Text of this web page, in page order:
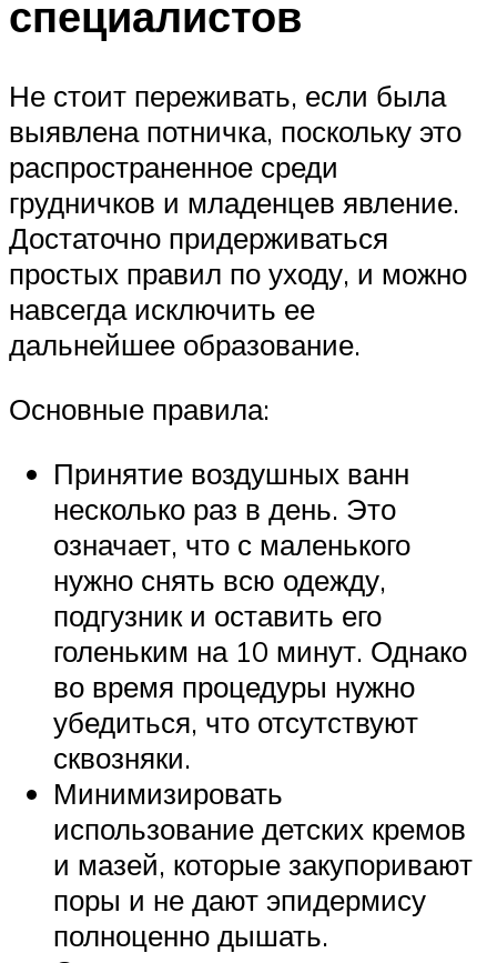
специалистов
Не стоит переживать, если была
выявлена потничка, поскольку это
распространенное среди
грудничков и младенцев явление.
Достаточно придерживаться
простых правил по уходу, и можно
навсегда исключить ее
дальнейшее образование.
Основные правила:
Принятие воздушных ванн
несколько раз в день. Это
означает, что с маленького
нужно снять всю одежду,
подгузник и оставить его
голеньким на 10 минут. Однако
во время процедуры нужно
убедиться, что отсутствуют
сквозняки.
Минимизировать
использование детских кремов
и мазей, которые закупоривают
поры и не дают эпидермису
полноценно дышать.